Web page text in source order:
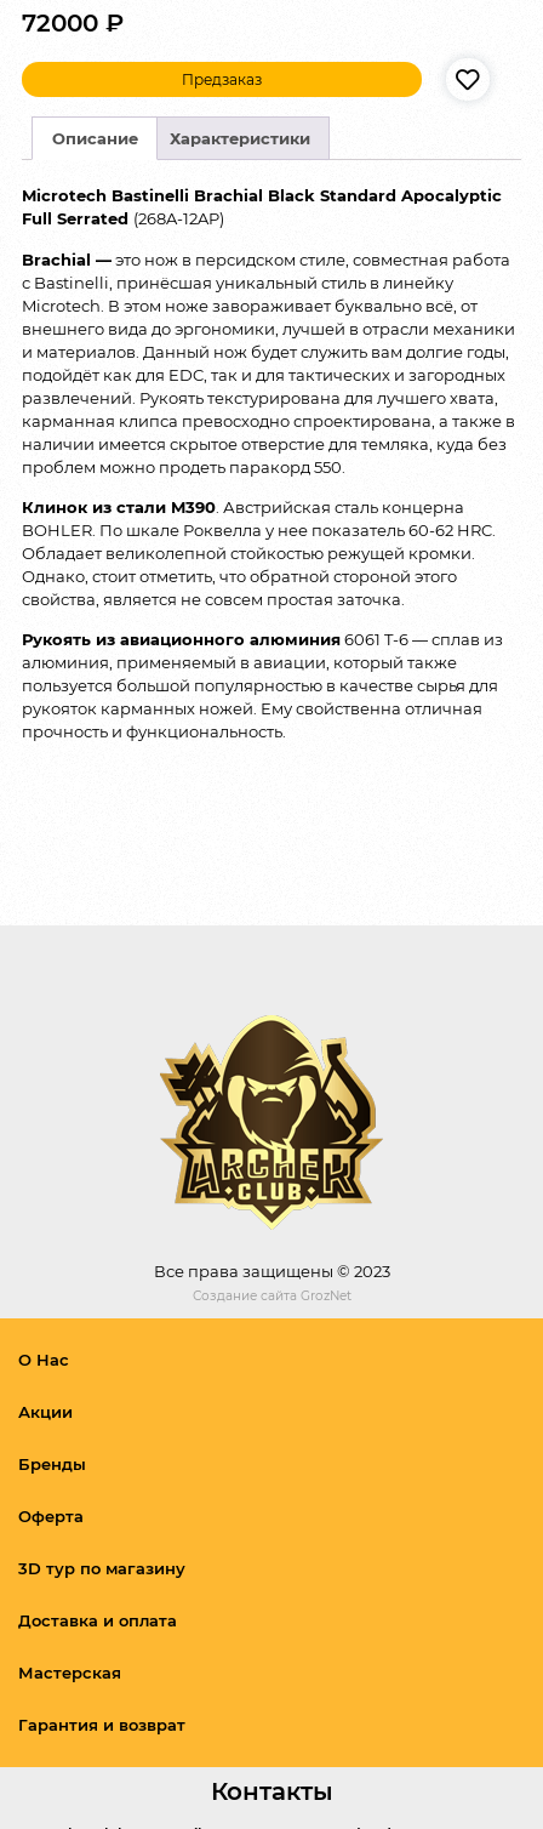
72000 ₽
Предзаказ
Описание Характеристики
Microtech Bastinelli Brachial Black Standard Apocalyptic
Full Serrated (268A-12AP)
Brachial —это нож в персидском стиле, совместная работа
с Bastinelli, принёсшая уникальный стиль в линейку
Microtech. В этом ноже завораживает буквально всё, от
внешнего вида до эргономики, лучшей в отрасли механики
и материалов. Данный нож будет служить вам долгие годы,
подойдёт как для EDC, так и для тактических и загородных
развлечений. Рукоять текстурирована для лучшего хвата,
карманная клипса превосходно спроектирована, а также в
наличии имеется скрытое отверстие для темляка, куда без
проблем можно продеть паракорд 550.
Клинок из стали M390 . Австрийская сталь концерна
BOHLER. По шкале Роквелла у нее показатель 60-62 HRC.
Обладает великолепной стойкостью режущей кромки.
Однако, стоит отметить, что обратной стороной этого
свойства, является не совсем простая заточка.
Рукоять из авиационного алюминия6061 T-6 — сплав из
алюминия, применяемый в авиации, который также
пользуется большой популярностью в качестве сырья для
рукояток карманных ножей. Ему свойственна отличная
прочность и функциональность.
Все права защищены © 2023
Создание сайта GrozNet
О Нас
Акции
Бренды
Оферта
3D тур по магазину
Доставка и оплата
Мастерская
Гарантия и возврат
Контакты